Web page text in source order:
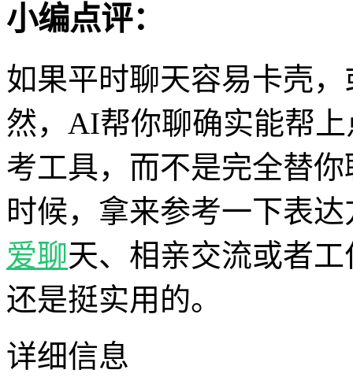
小编点评：
如果平时聊天容易卡壳
然，AI帮你聊确实能帮
考工具，而不是完全替
时候，拿来参考一下表
爱聊天、相亲交流或者
还是挺实用的。
详细信息